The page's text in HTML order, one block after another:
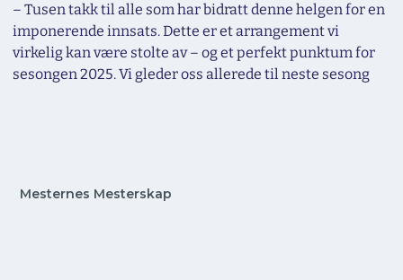
– Tusen takk til alle som har bidratt denne helgen for en
imponerende innsats. Dette er et arrangement vi
virkelig kan være stolte av – og et perfekt punktum for
sesongen 2025. Vi gleder oss allerede til neste sesong
Mesternes Mesterskap